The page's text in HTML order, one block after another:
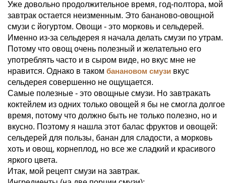
Уже довольно продолжительное время, год-полтора, мой
завтрак остается неизменным. Это бананово-овощной
смузи с йогуртом. Овощи - это морковь и сельдерей.
Именно из-за сельдерея я начала делать смузи по утрам.
Потому что овощ очень полезный и желательно его
употреблять часто и в сыром виде, но вкус мне не
нравится. Однако в таком банановом смузи вкус
сельдерея совершенно не ощущается.
Самые полезные - это овощные смузи. Но завтракать
коктейлем из одних только овощей я бы не смогла долгое
время, потому что должно быть не только полезно, но и
вкусно. Поэтому я нашла этот балас фруктов и овощей:
сельдерей для пользы, банан для сладости, а морковь
хоть и овощ, корнеплод, но все же сладкий и красивого
яркого цвета.
Итак, мой рецепт смузи на завтрак.